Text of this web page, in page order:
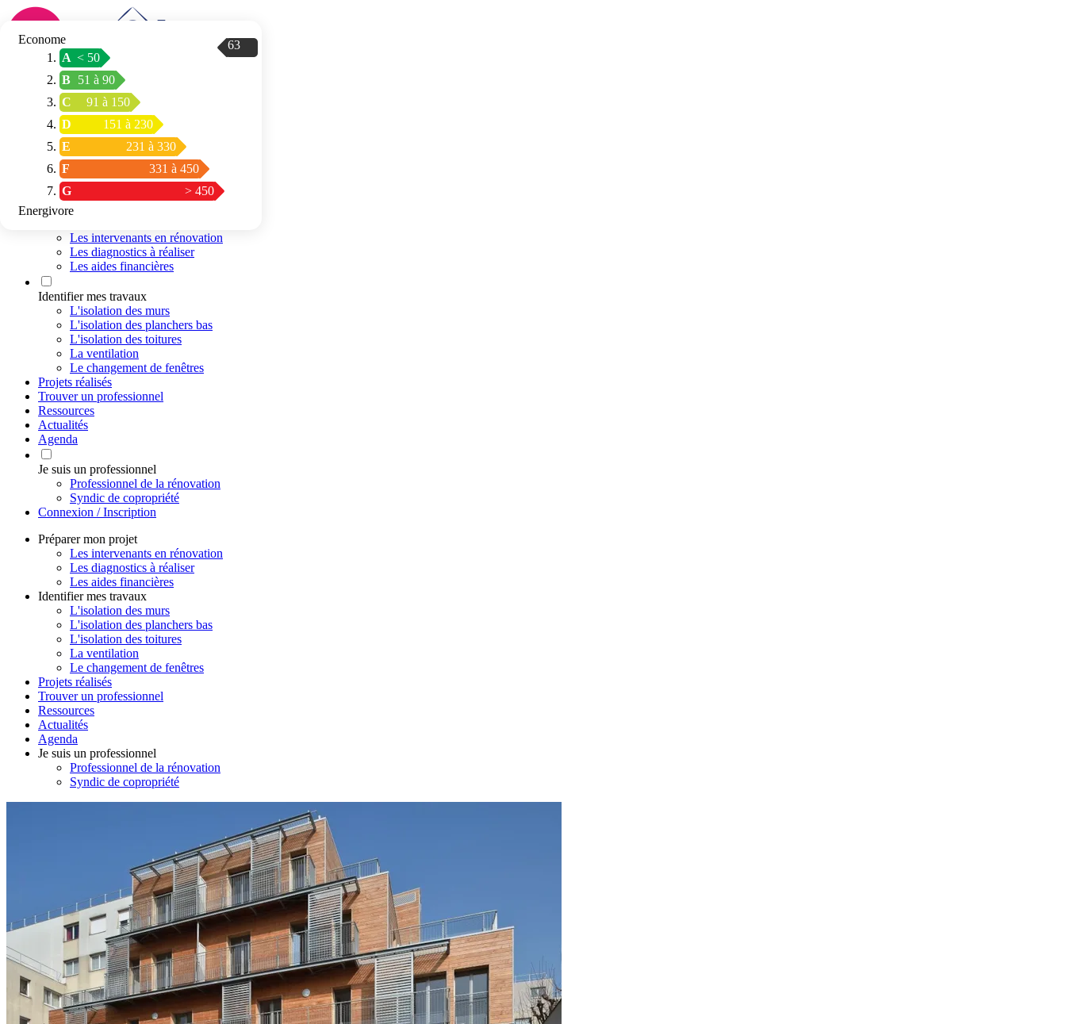
Connexion / Inscription
Trouver mon
espace conseil
Les intervenants en rénovation
Les diagnostics à réaliser
Les aides financières
Identifier mes travaux
L'isolation des murs
L'isolation des planchers bas
L'isolation des toitures
La ventilation
Le changement de fenêtres
Projets réalisés
Trouver un professionnel
Ressources
Actualités
Agenda
Je suis un professionnel
Professionnel de la rénovation
Syndic de copropriété
Connexion / Inscription
Préparer mon projet
Les intervenants en rénovation
Les diagnostics à réaliser
Les aides financières
Identifier mes travaux
L'isolation des murs
L'isolation des planchers bas
L'isolation des toitures
La ventilation
Le changement de fenêtres
Projets réalisés
Trouver un professionnel
Ressources
Actualités
Agenda
Je suis un professionnel
Professionnel de la rénovation
Syndic de copropriété
Econome
A < 50
B 51 à 90
C
91 à 150
D
151 à 230
E
231 à 330
F
331 à 450
G
> 450
63
Energivore